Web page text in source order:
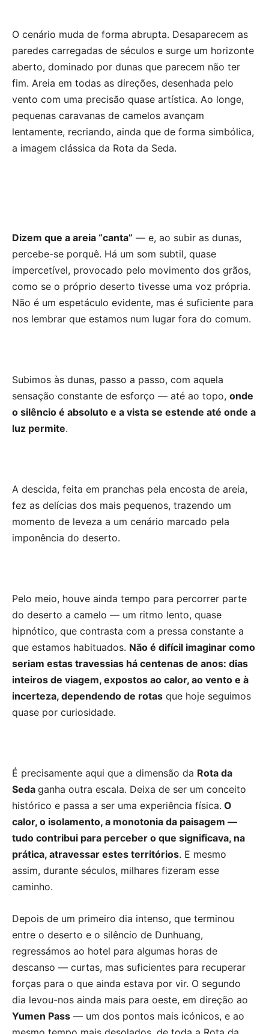
O cenário muda de forma abrupta. Desaparecem as
paredes carregadas de séculos e surge um horizonte
aberto, dominado por dunas que parecem não ter
fim. Areia em todas as direções, desenhada pelo
vento com uma precisão quase artística. Ao longe,
pequenas caravanas de camelos avançam
lentamente, recriando, ainda que de forma simbólica,
a imagem clássica da Rota da Seda.
Dizem que a areia “canta” — e, ao subir as dunas,
percebe-se porquê. Há um som subtil, quase
impercetível, provocado pelo movimento dos grãos,
como se o próprio deserto tivesse uma voz própria.
Não é um espetáculo evidente, mas é suficiente para
nos lembrar que estamos num lugar fora do comum.
Subimos às dunas, passo a passo, com aquela
sensação constante de esforço — até ao topo, onde
o silêncio é absoluto e a vista se estende até onde a
luz permite.
A descida, feita em pranchas pela encosta de areia,
fez as delícias dos mais pequenos, trazendo um
momento de leveza a um cenário marcado pela
imponência do deserto.
Pelo meio, houve ainda tempo para percorrer parte
do deserto a camelo — um ritmo lento, quase
hipnótico, que contrasta com a pressa constante a
que estamos habituados. Não é difícil imaginar como
seriam estas travessias há centenas de anos: dias
inteiros de viagem, expostos ao calor, ao vento e à
incerteza, dependendo de rotas que hoje seguimos
quase por curiosidade.
É precisamente aqui que a dimensão da Rota da
Seda ganha outra escala. Deixa de ser um conceito
histórico e passa a ser uma experiência física. O
calor, o isolamento, a monotonia da paisagem —
tudo contribui para perceber o que significava, na
prática, atravessar estes territórios. E mesmo
assim, durante séculos, milhares fizeram esse
caminho.
Depois de um primeiro dia intenso, que terminou
entre o deserto e o silêncio de Dunhuang,
regressámos ao hotel para algumas horas de
descanso — curtas, mas suficientes para recuperar
forças para o que ainda estava por vir. O segundo
dia levou-nos ainda mais para oeste, em direção ao
Yumen Pass — um dos pontos mais icónicos, e ao